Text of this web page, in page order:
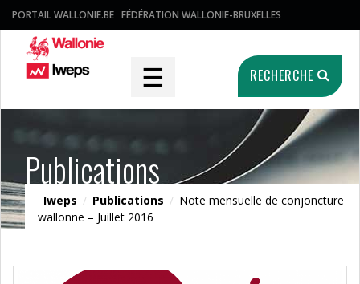
PORTAIL WALLONIE.BE FÉDÉRATION WALLONIE-BRUXELLES
☰ RECHERCHE
Publications
Iweps / Publications / Note mensuelle de conjoncture
wallonne – Juillet 2016